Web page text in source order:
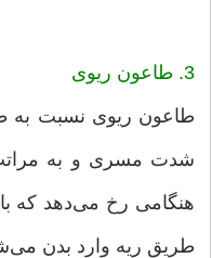
3. طاعون ریوی
طاعون ریوی نسبت به
شدت مسری و به
هنگامی رخ می‌دهد که
طریق ریه وارد بدن